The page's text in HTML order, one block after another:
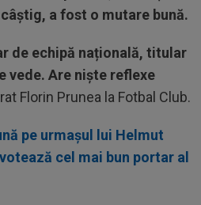
a fost o mutare bună.
de echipă națională, titular
vede. Are niște reflexe
Florin Prunea la Fotbal Club.
pe urmașul lui Helmut
cel mai bun portar al